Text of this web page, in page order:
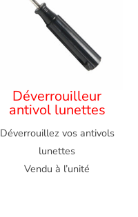
Déverrouilleur
antivol lunettes
Déverrouillez vos antivols
lunettes
Vendu à l’unité